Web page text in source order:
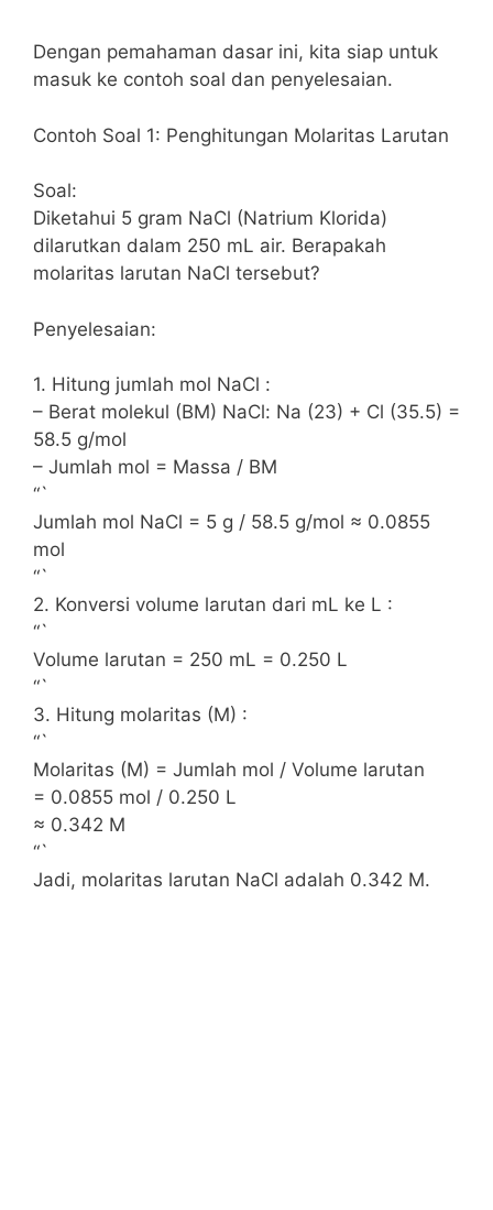
Dengan pemahaman dasar ini, kita siap untuk
masuk ke contoh soal dan penyelesaian.
Contoh Soal 1: Penghitungan Molaritas Larutan
Soal:
Diketahui 5 gram NaCl (Natrium Klorida)
dilarutkan dalam 250 mL air. Berapakah
molaritas larutan NaCl tersebut?
Penyelesaian:
1. Hitung jumlah mol NaCl :
– Berat molekul (BM) NaCl: Na (23) + Cl (35.5) =
58.5 g/mol
– Jumlah mol = Massa / BM
“`
Jumlah mol NaCl = 5 g / 58.5 g/mol ≈ 0.0855
mol
“`
2. Konversi volume larutan dari mL ke L :
“`
Volume larutan = 250 mL = 0.250 L
“`
3. Hitung molaritas (M) :
“`
Molaritas (M) = Jumlah mol / Volume larutan
= 0.0855 mol / 0.250 L
≈ 0.342 M
“`
Jadi, molaritas larutan NaCl adalah 0.342 M.